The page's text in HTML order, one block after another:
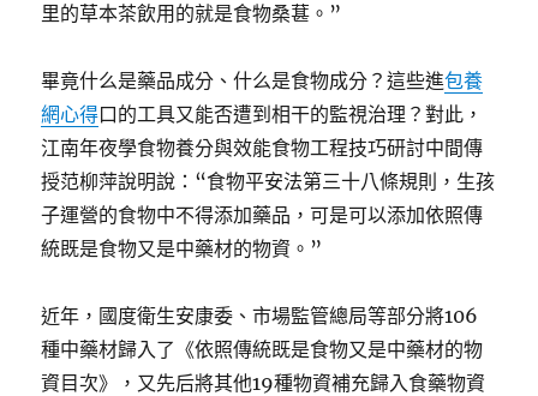
里的草本茶飲用的就是食物桑葚。”
畢竟什么是藥品成分、什么是食物成分？這些進包養
網心得口的工具又能否遭到相干的監視治理？對此，
江南年夜學食物養分與效能食物工程技巧研討中間傳
授范柳萍說明說：“食物平安法第三十八條規則，生孩
子運營的食物中不得添加藥品，可是可以添加依照傳
統既是食物又是中藥材的物資。”
近年，國度衛生安康委、市場監管總局等部分將106
種中藥材歸入了《依照傳統既是食物又是中藥材的物
資目次》，又先后將其他19種物資補充歸入食藥物資